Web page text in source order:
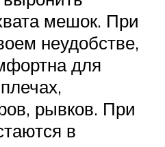
мешок. При
неудобстве,
для
рывков. При
в